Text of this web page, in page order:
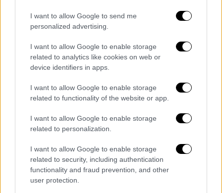
I want to allow Google to send me
personalized advertising.
I want to allow Google to enable storage
related to analytics like cookies on web or
device identifiers in apps.
I want to allow Google to enable storage
related to functionality of the website or app.
I want to allow Google to enable storage
related to personalization.
I want to allow Google to enable storage
related to security, including authentication
functionality and fraud prevention, and other
user protection.
Μελίνας - Η απόφαση του δικαστηρίου
Βασιλιάς Κάρολος: Έξαλλος με
εικονολήπτη του BBC - Τον έδιωξε από
την πρόβα για την τελετή στέψης
Εκλογές στην Τουρκία: «Προσπαθούμε
να μη συγκρουστούμε με την Ελλάδα»,
λέει ο Σοϊλού
συνεπιμέλεια, δεν την έχασα» -
Χείμαρρος για τη δικαστική διαμάχη με
τη Χρηστίδου
Bloomberg για συνέντευξη Στουρνάρα
στην «Η»: Η ΕΚΤ πλησιάζει στο τέλος
των αυξήσεων στα επιτόκια